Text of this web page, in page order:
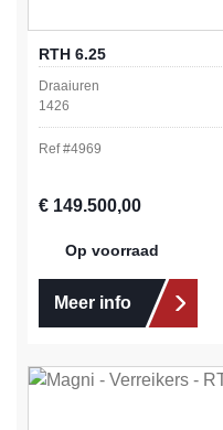
RTH 6.25
Draaiuren
1426
Ref #4969
Normale prijs:
€ 149.500,00
Op voorraad
Meer info